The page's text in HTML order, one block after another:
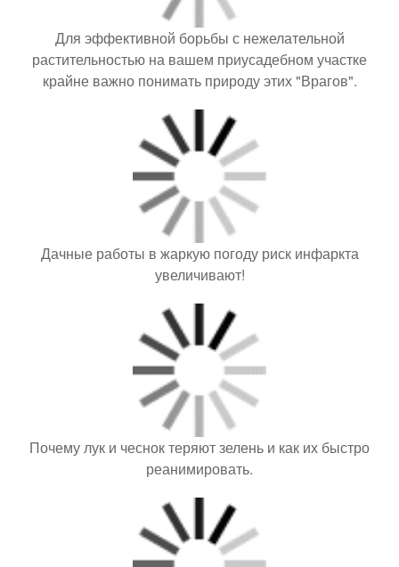
Для эффективной борьбы с нежелательной
растительностью на вашем приусадебном участке
крайне важно понимать природу этих "Врагов".
Дачные работы в жаркую погоду риск инфаркта
увеличивают!
Почему лук и чеснок теряют зелень и как их быстро
реанимировать.